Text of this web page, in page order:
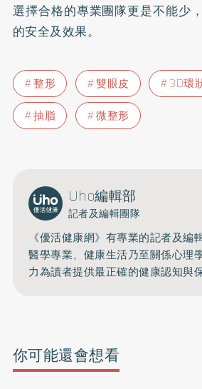
選擇合格的專業團隊更是不能少
的安全及效果。
整形 雙眼皮
3D環
抽脂
微整形
Uho編輯部
記者及編輯團隊
《優活健康網》有專業的記者及編
醫學專業、健康生活乃至關係心理
力為讀者提供最正確的健康認知與
你可能還會想看